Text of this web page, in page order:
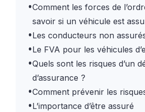
•Comment les forces de
savoir si un véhicule est
•Les conducteurs non
•Le FVA pour les véhicules
•Quels sont les risques d’un
d’assurance ?
•Comment prévenir les
•L’importance d’être assuré